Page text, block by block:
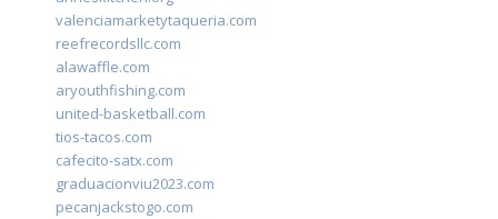
valenciamarketytaqueria.com
reefrecordsllc.com
alawaffle.com
aryouthfishing.com
united-basketball.com
tios-tacos.com
cafecito-satx.com
graduacionviu2023.com
pecanjackstogo.com